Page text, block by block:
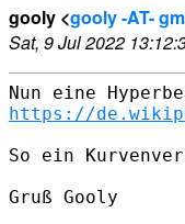
gooly <gooly -AT-
Sat, 9 Jul 2022
https://
So ein
Gruß Gooly